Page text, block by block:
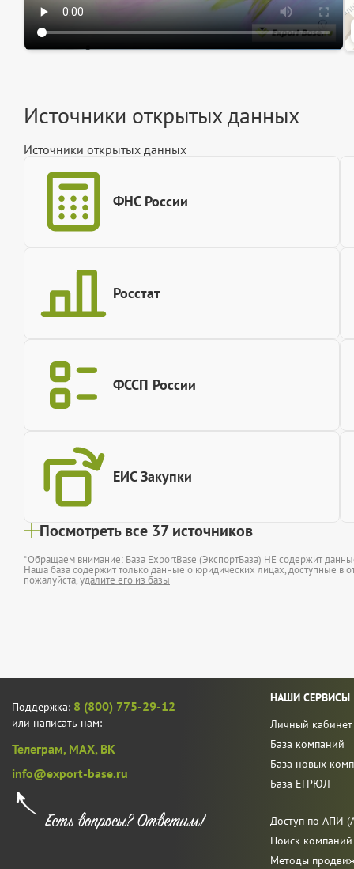
Источники открытых данных
Источники открытых данных
ФНС России
Росстат
ФССП России
ЕИС Закупки
Посмотреть все 37 источников
*Обращаем внимание: База ExportBase (ЭкспортБаза) НЕ содержит
Наша база содержит только данные о юридических лицах, доступные в
пожалуйста,удалите его из базы
Поддержка: 8 (800) 775-29-12
или написать нам:
Телеграм, MAX, ВК
info@export-base.ru
НАШИ СЕРВИСЫ
Личный кабинет
База компаний
База новых
База ЕГРЮЛ
Доступ по АПИ
Поиск
Методы